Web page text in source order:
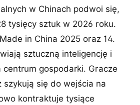
w Chinach podwoi się,
tysięcy sztuk w 2026 roku.
in China 2025 oraz 14.
sztuczną inteligencję i
gospodarki. Gracze
się do wejścia na
kontraktuje tysiące